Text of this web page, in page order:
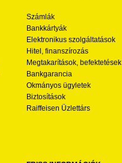
Számlák
Bankkártyák
Elektronikus szolgáltatások
Hitel, finanszírozás
Megtakarítások, befektetések
Bankgarancia
Okmányos ügyletek
Biztosítások
Raiffeisen Üzlettárs